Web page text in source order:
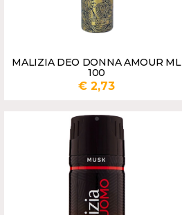
MALIZIA DEO DONNA AMOUR ML
100
€ 2,73
AGGIUNGI